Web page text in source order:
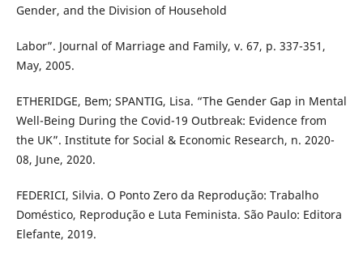
Gender, and the Division of Household
Labor”. Journal of Marriage and Family, v. 67, p. 337-351,
May, 2005.
ETHERIDGE, Bem; SPANTIG, Lisa. “The Gender Gap in Mental
Well-Being During the Covid-19 Outbreak: Evidence from
the UK”. Institute for Social & Economic Research, n. 2020-
08, June, 2020.
FEDERICI, Silvia. O Ponto Zero da Reprodução: Trabalho
Doméstico, Reprodução e Luta Feminista. São Paulo: Editora
Elefante, 2019.